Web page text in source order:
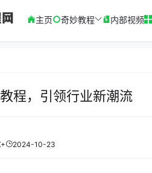
主页 奇妙教程 内部视频
程，引领行业新潮流
2024-10-23